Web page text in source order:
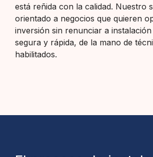
está reñida con la calidad. Nuestro
orientado a negocios que quieren
inversión sin renunciar a
segura y rápida, de la mano de
habilitados.